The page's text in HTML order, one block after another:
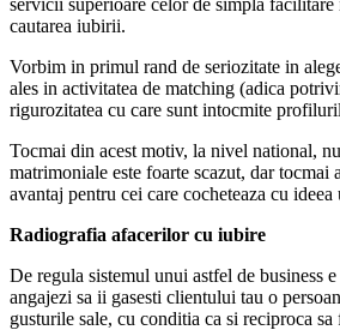
cautarea iubirii.
Vorbim in primul rand de seriozitate in
ales in activitatea de matching (adica
rigurozitatea cu care sunt intocmite
Tocmai din acest motiv, la nivel national,
matrimoniale este foarte scazut, dar tocmai
avantaj pentru cei care cocheteaza cu
Radiografia afacerilor cu iubire
De regula sistemul unui astfel de business
angajezi sa ii gasesti clientului tau o
gusturile sale, cu conditia ca si reciproca